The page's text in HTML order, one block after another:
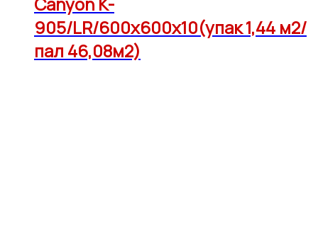
905/LR/600x600x10(упак 1,44 м2/
пал 46,08м2)